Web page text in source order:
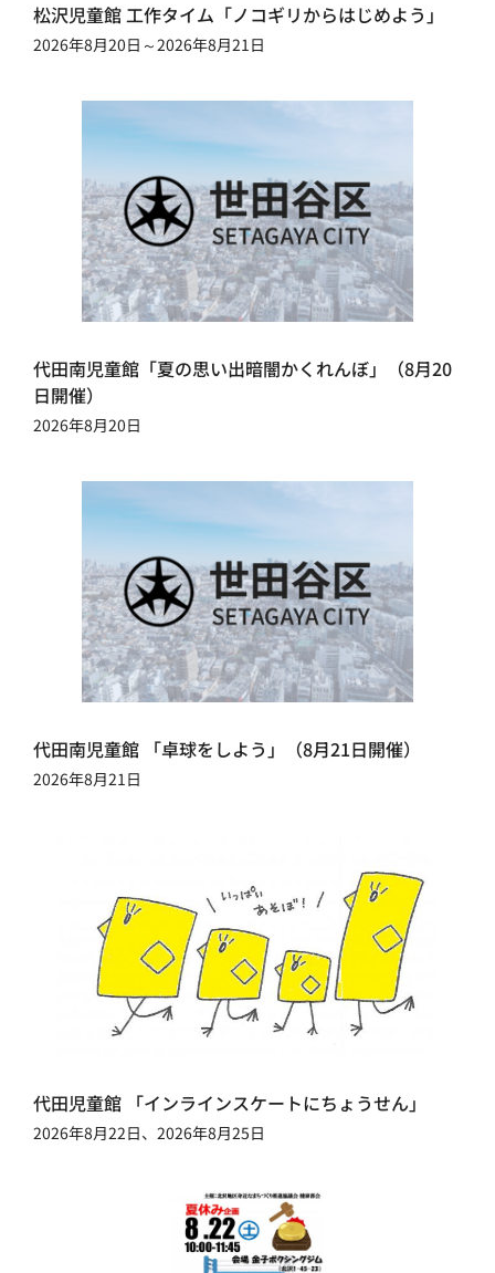
松沢児童館 工作タイム「ノコギリからはじめよう」
2026年8月20日～2026年8月21日
代田南児童館「夏の思い出暗闇かくれんぼ」（8月20
日開催）
2026年8月20日
代田南児童館 「卓球をしよう」（8月21日開催）
2026年8月21日
代田児童館 「インラインスケートにちょうせん」
2026年8月22日、2026年8月25日